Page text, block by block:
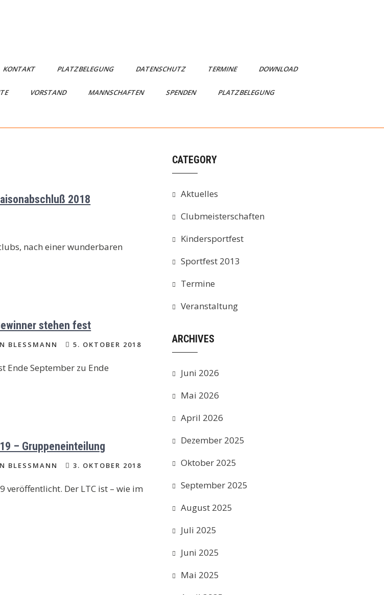
KONTAKT PLATZBELEGUNG DATENSCHUTZ TERMINE DOWNLOAD
VORSTAND MANNSCHAFTEN SPENDEN PLATZBELEGUNG
2018
nach einer wunderbaren
stehen fest
BLESSMANN 5. OKTOBER 2018
Ende September zu Ende
– Gruppeneinteilung
BLESSMANN 3. OKTOBER 2018
Der LTC ist – wie im
CATEGORY
Aktuelles
Clubmeisterschaften
Kindersportfest
Sportfest 2013
Termine
Veranstaltung
ARCHIVES
Juni 2026
Mai 2026
April 2026
Dezember 2025
Oktober 2025
September 2025
August 2025
Juli 2025
Juni 2025
Mai 2025